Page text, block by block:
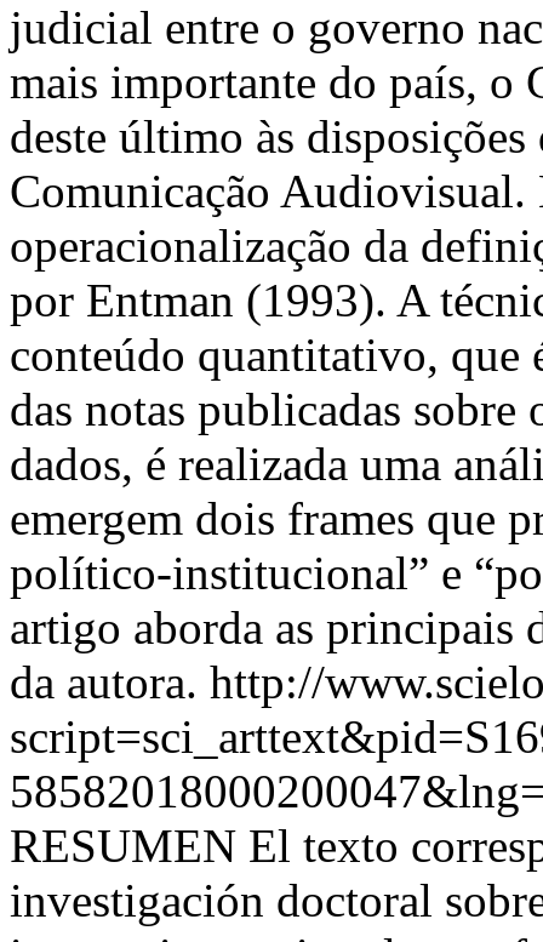
judicial entre o governo
mais importante do país, o
deste último às
Comunicação Audiovisual.
operacionalização da
por Entman (1993). A
conteúdo quantitativo, que
das notas publicadas sobre
dados, é realizada uma
emergem dois frames que
político-institucional” e
artigo aborda as principais
da autora. http://
RESUMEN El texto
investigación doctoral